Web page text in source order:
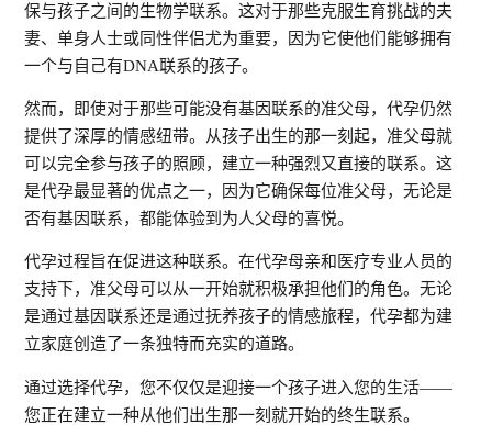
保与孩子之间的生物学联系。这对于那些克服生育挑战的夫
妻、单身人士或同性伴侣尤为重要，因为它使他们能够拥有
一个与自己有DNA联系的孩子。
然而，即使对于那些可能没有基因联系的准父母，代孕仍然
提供了深厚的情感纽带。从孩子出生的那一刻起，准父母就
可以完全参与孩子的照顾，建立一种强烈又直接的联系。这
是代孕最显著的优点之一，因为它确保每位准父母，无论是
否有基因联系，都能体验到为人父母的喜悦。
代孕过程旨在促进这种联系。在代孕母亲和医疗专业人员的
支持下，准父母可以从一开始就积极承担他们的角色。无论
是通过基因联系还是通过抚养孩子的情感旅程，代孕都为建
立家庭创造了一条独特而充实的道路。
通过选择代孕，您不仅仅是迎接一个孩子进入您的生活——
您正在建立一种从他们出生那一刻就开始的终生联系。